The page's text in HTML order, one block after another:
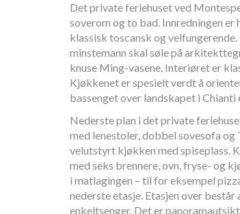
Det private feriehuset ved
soverom og to bad. Innredningen er
klassisk toscansk og
minstemann skal søle på
knuse Ming-vasene. Interiøret er
Kjøkkenet er spesielt verdt å
bassenget over landskapet i
Nederste plan i det private
med lenestoler, dobbel sovesofa og
velutstyrt kjøkken med spiseplass.
med seks brennere, ovn, fryse- og
i matlagingen – til for eksempel
nederste etasje. Etasjen over
enkeltsenger. Det er